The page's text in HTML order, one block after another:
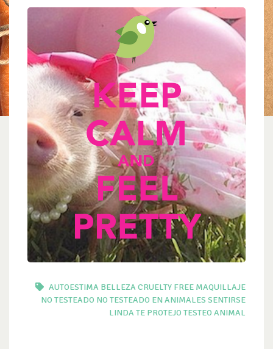
AUTOESTIMA BELLEZA CRUELTY FREE MAQUILLAJE
NO TESTEADO NO TESTEADO EN ANIMALES SENTIRSE
LINDA TE PROTEJO TESTEO ANIMAL